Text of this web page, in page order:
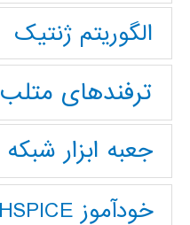
الگوریتم ژنتیک
ترفندهای متلب
جعبه ابزار
خودآموز HSPICE